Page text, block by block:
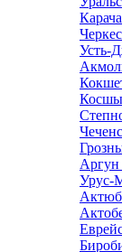
Усть-
Косшы
Аргун
Урус-